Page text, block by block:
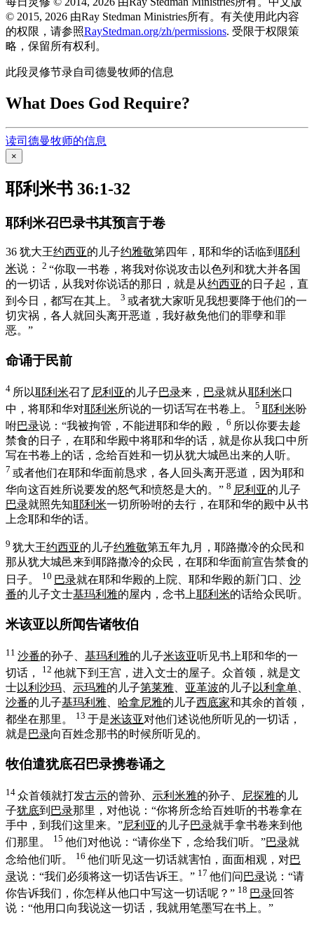
© 2015, 2026 由Ray Stedman Ministries所有。有关使用此内容
的权限，请参照RayStedman.org/zh/permissions. 受限于权限策
略，保留所有权利。
此段灵修节录自司德曼牧师的信息
What Does God Require?
读司德曼牧师的信息
×
耶利米书 36:1-32
耶利米召巴录书其预言于卷
36 犹大王约西亚的儿子约雅敬第四年，耶和华的话临到 耶利
米说： 2 “你取一书卷，将我对你说攻击以色列 和犹大并各国
的一切话，从我对你说话的那日，就是从约西亚的日子起，直
到今日，都写在其上。
3 或者犹大家听见我想要降于他们的一
切灾祸，各人就回头离开恶道，我好赦免他们的罪孽和罪
恶。”
命诵于民前
4 所以耶利米召了 尼利亚的儿子巴录来， 巴录就从耶利米口
中，将耶和华对耶利米所说的一切话写在书卷上。 5 耶利米吩
咐巴录说：“我被拘管，不能进耶和华的殿， 6 所以你要去趁
禁食的日子，在耶和华殿中将耶和华的话，就是你从我口中所
写在书卷上的话，念给百姓和一切从犹大城邑出来的人听。
7 或者他们在耶和华面前恳求，各人回头离开恶道，因为耶和
华向这百姓所说要发的怒气和愤怒是大的。” 8 尼利亚的儿子
巴录就照先知耶利米一切所吩咐的去行，在耶和华的殿中从书
上念耶和华的话。
9 犹大王约西亚的儿子约雅敬第五年九月， 耶路撒冷的众民和
那从犹大城邑来到 耶路撒冷的众民，在耶和华面前宣告禁食的
日子。
10 巴录就在耶和华殿的上院、耶和华殿的新门口、 沙
番的儿子文士基玛利雅的屋内，念书上耶利米的话给众民听。
米该亚以所闻告诸牧伯
11 沙番的孙子、 基玛利雅的儿子米该亚听见书上耶和华的一
切话，
12 他就下到王宫，进入文士的屋子。众首领，就是文
士以利沙玛 示玛雅的儿子第莱雅 亚革波的儿子 以利拿单
沙番的儿子基玛利雅 哈拿尼雅的儿子西底家和其余的首领，
都坐在那里。
13 于是米该亚对他们述说他所听见的一切话，
就是巴录向百姓念那书的时候所听见的。
牧伯遣犹底召巴录携卷诵之
14 众首领就打发古示的曾孙、 示利米雅的孙子、 尼探雅的儿
子犹底到 巴录那里，对他说：“你将所念给百姓听的书卷拿在
手中，到我们这里来。”尼利亚的儿子巴录就手拿书卷来到他
们那里。
15 他们对他说：“请你坐下，念给我们听。”巴录就
念给他们听。
16 他们听见这一切话就害怕，面面相观，对巴
录说：“我们必须将这一切话告诉王。” 17 他们问 巴录说：“请
你告诉我们，你怎样从他口中写这一切话呢？” 18 巴录回答
说：“他用口向我说这一切话，我就用笔墨写在书上。”